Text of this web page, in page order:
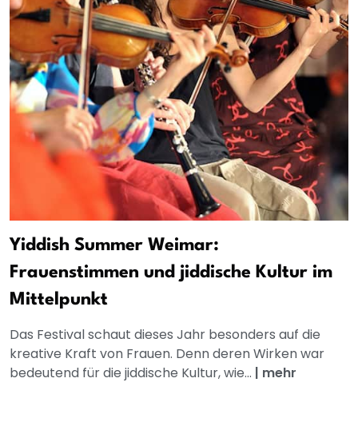
Yiddish Summer Weimar:
Frauenstimmen und jiddische Kultur im
Mittelpunkt
Das Festival schaut dieses Jahr besonders auf die
kreative Kraft von Frauen. Denn deren Wirken war
bedeutend für die jiddische Kultur, wie... | mehr